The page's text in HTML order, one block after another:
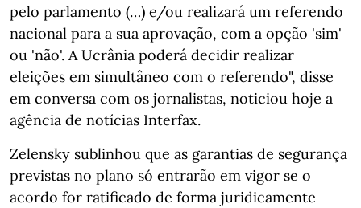
pelo parlamento (…) e/ou realizará um referendo
nacional para a sua aprovação, com a opção 'sim'
ou 'não'. A Ucrânia poderá decidir realizar
eleições em simultâneo com o referendo", disse
em conversa com os jornalistas, noticiou hoje a
agência de notícias Interfax.
Zelensky sublinhou que as garantias de segurança
previstas no plano só entrarão em vigor se o
acordo for ratificado de forma juridicamente